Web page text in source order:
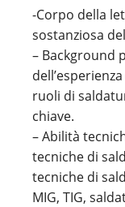
-Corpo della
sostanziosa
– Background
ruoli di
chiave.
– Abilità
tecniche di
tecniche di
MIG, TIG,